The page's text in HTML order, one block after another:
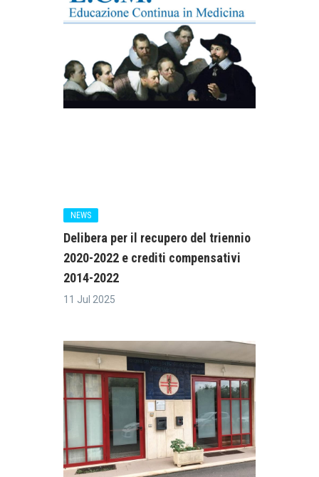
NEWS
Delibera per il recupero del triennio
2020-2022 e crediti compensativi
2014-2022
11 Jul 2025